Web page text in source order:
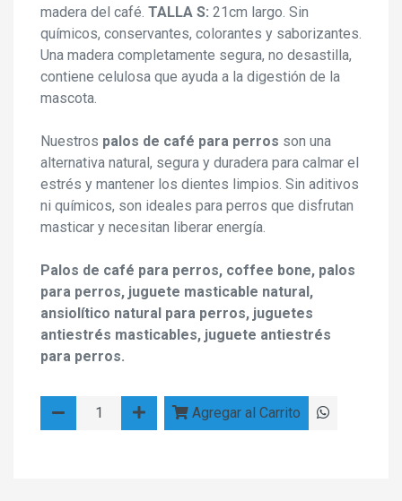
madera del café. TALLA S: 21cm largo. Sin
químicos, conservantes, colorantes y saborizantes.
Una madera completamente segura, no desastilla,
contiene celulosa que ayuda a la digestión de la
mascota.
Nuestros palos de café para perros son una
alternativa natural, segura y duradera para calmar el
estrés y mantener los dientes limpios. Sin aditivos
ni químicos, son ideales para perros que disfrutan
masticar y necesitan liberar energía.
Palos de café para perros, coffee bone, palos
para perros, juguete masticable natural,
ansiolítico natural para perros, juguetes
antiestrés masticables, juguete antiestrés
para perros.
Agregar al Carrito